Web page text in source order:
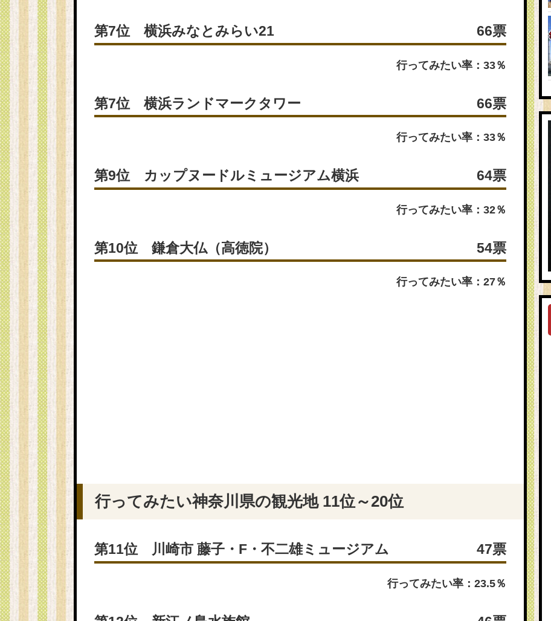
第7位 横浜みなとみらい21 66票
行ってみたい率：33％
第7位 横浜ランドマークタワー 66票
行ってみたい率：33％
第9位 カップヌードルミュージアム横浜 64票
行ってみたい率：32％
第10位 鎌倉大仏（高徳院） 54票
行ってみたい率：27％
行ってみたい神奈川県の観光地 11位～20位
第11位 川崎市 藤子・F・不二雄ミュージアム 47票
行ってみたい率：23.5％